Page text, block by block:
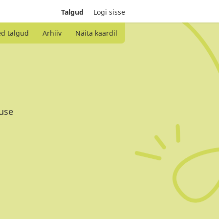
Talgud Logi sisse
talgud Arhiiv Näita kaardil